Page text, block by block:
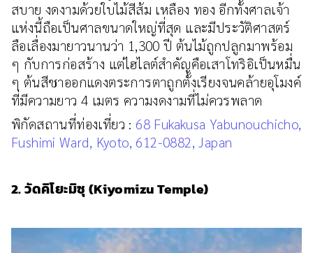
สบาย งดงามด้วยใบไม้สีส้ม เหลือง ทอง อีกทั้งศาลเจ้า
แห่งนี้ถือเป็นศาลขนาดใหญ่ที่สุด และมีประวัติศาสตร์
ลือเลื่องมายาวนานว่า 1,300 ปี ต้นไม้ถูกปลูกมาพร้อม
ๆ กับการก่อสร้าง แต่ไฮไลต์สำคัญคือเสาโทริอิเป็นหมื่น
ๆ ต้นสีชาออกแดงตระการตาถูกตั้งเรียงจนคล้ายอุโมงค์
ที่มีความยาว 4 เมตร ความงดงามที่ไม่ควรพลาด
พิกัดสถานที่ท่องเที่ยว : 68 Fukakusa Yabunouchicho,
Fushimi Ward, Kyoto, 612-0882, Japan
2. วัดคิโยะมิซุ (Kiyomizu Temple)